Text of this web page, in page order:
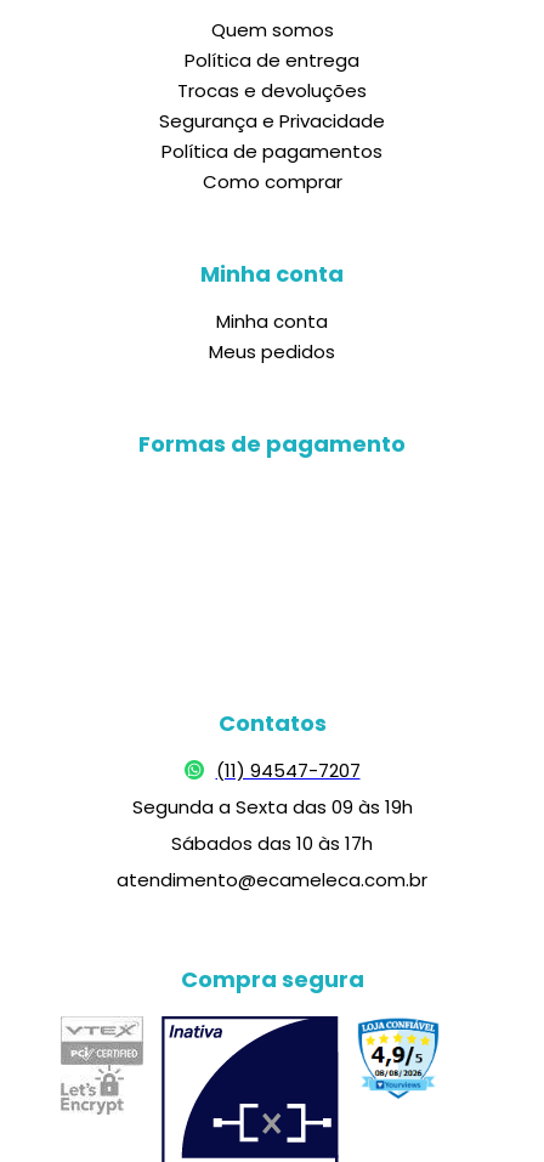
Quem somos
Política de entrega
Trocas e devoluções
Segurança e Privacidade
Política de pagamentos
Como comprar
Minha conta
Minha conta
Meus pedidos
Formas de pagamento
Contatos
(11) 94547-7207
Segunda a Sexta das 09 às 19h
Sábados das 10 às 17h
atendimento@ecameleca.com.br
Compra segura